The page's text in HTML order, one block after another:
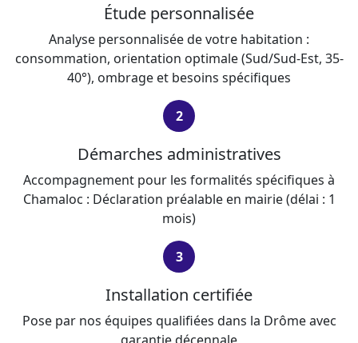
Étude personnalisée
Analyse personnalisée de votre habitation :
consommation, orientation optimale (Sud/Sud-Est, 35-
40°), ombrage et besoins spécifiques
2
Démarches administratives
Accompagnement pour les formalités spécifiques à
Chamaloc : Déclaration préalable en mairie (délai : 1
mois)
3
Installation certifiée
Pose par nos équipes qualifiées dans la Drôme avec